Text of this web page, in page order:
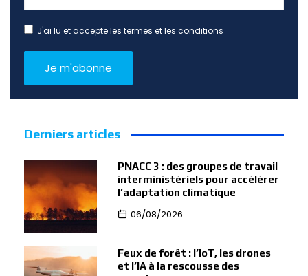
J'ai lu et accepte les termes et les conditions
Derniers articles
PNACC 3 : des groupes de travail
interministériels pour accélérer
l’adaptation climatique
06/08/2026
Feux de forêt : l’IoT, les drones
et l’IA à la rescousse des